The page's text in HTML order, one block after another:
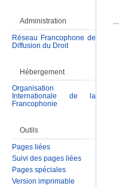
Administration
Réseau Francophone de
Diffusion du Droit
Hébergement
Organisation
Internationale de la
Francophonie
Outils
Pages liées
Suivi des pages liées
Pages spéciales
Version imprimable